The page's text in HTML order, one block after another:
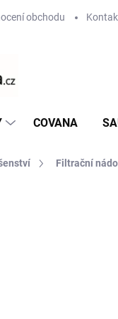
obchodu
COVANA
Filtrační